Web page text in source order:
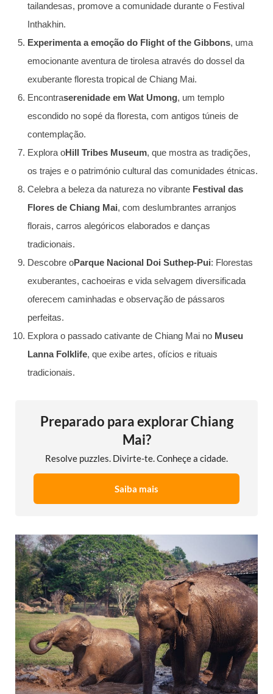
tailandesas, promove a comunidade durante o Festival
Inthakhin.
Experimenta a emoção do Flight of the Gibbons, uma
emocionante aventura de tirolesa através do dossel da
exuberante floresta tropical de Chiang Mai.
Encontraserenidade em Wat Umong, um templo
escondido no sopé da floresta, com antigos túneis de
contemplação.
Explora oHill Tribes Museum, que mostra as tradições,
os trajes e o património cultural das comunidades étnicas.
Celebra a beleza da natureza no vibrante Festival das
Flores de Chiang Mai, com deslumbrantes arranjos
florais, carros alegóricos elaborados e danças
tradicionais.
Descobre oParque Nacional Doi Suthep-Pui: Florestas
exuberantes, cachoeiras e vida selvagem diversificada
oferecem caminhadas e observação de pássaros
perfeitas.
Explora o passado cativante de Chiang Mai no Museu
Lanna Folklife, que exibe artes, ofícios e rituais
tradicionais.
Preparado para explorar Chiang
Mai?
Resolve puzzles. Divirte-te. Conheçe a cidade.
Saiba mais